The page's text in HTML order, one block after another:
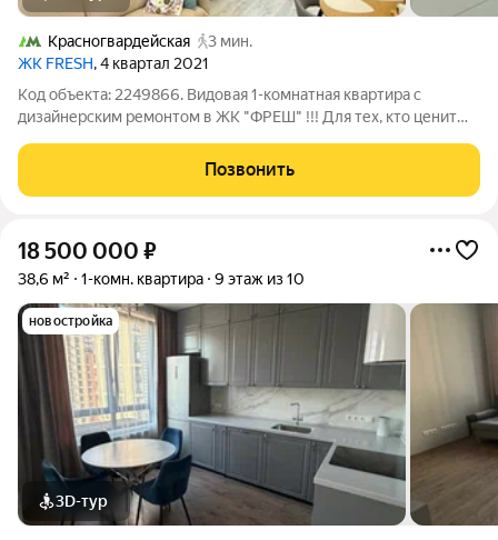
Красногвардейская
3 мин.
ЖК FRESH, 4 квартал 2021
Код объекта: 2249866. Видовая 1-комнатная квартира с
дизайнерским ремонтом в ЖК "ФРЕШ" !!! Для тех, кто ценит
квартиры: - Квартира расположены на 28 этаже 30-этажного
дома Комфорт-класса! -
Позвонить
18 500 000 ₽
38,6 м² 1-комн. квартира 9 этаж из 10
новостройка
3D-тур